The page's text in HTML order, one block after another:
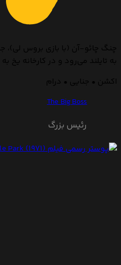
چنگ چائو-آن (با بازی بروس لی)،
به تایلند می‌رود و در کارخانه یخ
اکشن • جنایی • درام
The Big Boss
رئیس بزرگ